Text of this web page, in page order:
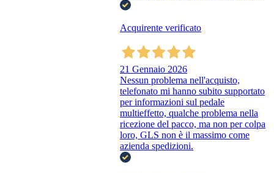
Acquirente verificato
21 Gennaio 2026
Nessun problema nell'acquisto,
telefonato mi hanno subito supportato
per informazioni sul pedale
multieffetto, qualche problema nella
ricezione del pacco, ma non per colpa
loro, GLS non è il massimo come
azienda spedizioni.